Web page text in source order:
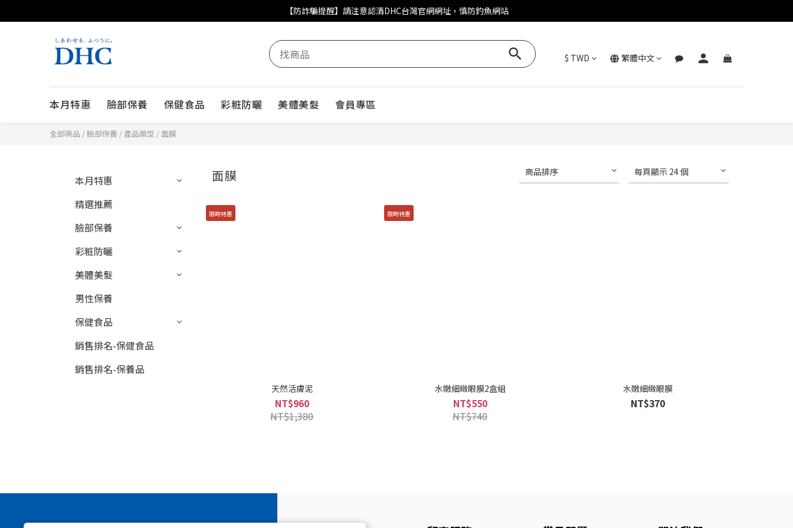
DHC好眠素百人募集體驗再抽石墨烯眼罩
【防詐騙提醒】請注意認清DHC台灣官網網址，慎防釣魚網站
本月特惠 臉部保養 保健食品 彩粧防曬 美體美髮 會員專區
$ TWD 繁體中文
全部商品 /臉部保養 / 產品類型 / 面膜
本月特惠
精選推薦
臉部保養
彩粧防曬
美體美髮
男性保養
保健食品
銷售排名-保健食品
銷售排名-保養品
面膜 商品排序 每頁顯示 24 個
限時特惠
天然活膚泥
NT$960
NT$1,380
限時特惠
水嫩細緻眼膜2盒組
NT$550
NT$740
水嫩細緻眼膜
NT$370